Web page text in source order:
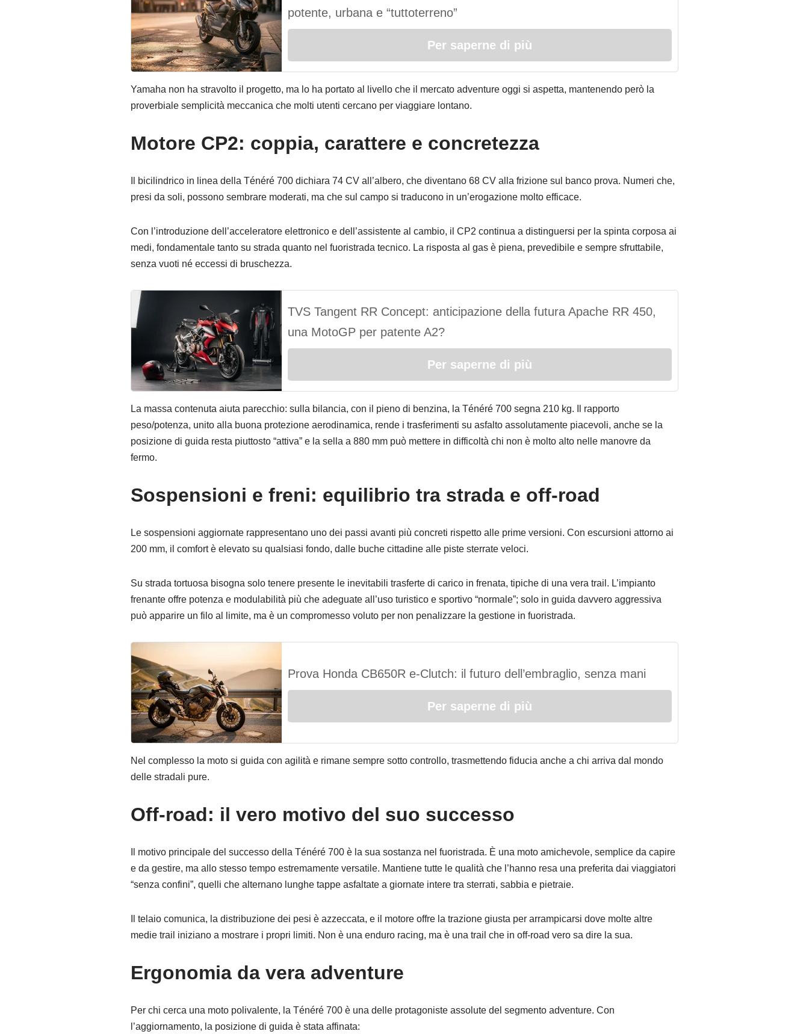
potente, urbana e “tuttoterreno”
Per saperne di più
Yamaha non ha stravolto il progetto, ma lo ha portato al livello che il mercato adventure oggi si aspetta, mantenendo però la
proverbiale semplicità meccanica che molti utenti cercano per viaggiare lontano.
Motore CP2: coppia, carattere e concretezza
Il bicilindrico in linea della Ténéré 700 dichiara 74 CV all’albero, che diventano 68 CV alla frizione sul banco prova. Numeri che,
presi da soli, possono sembrare moderati, ma che sul campo si traducono in un’erogazione molto efficace.
Con l’introduzione dell’acceleratore elettronico e dell’assistente al cambio, il CP2 continua a distinguersi per la spinta corposa ai
medi, fondamentale tanto su strada quanto nel fuoristrada tecnico. La risposta al gas è piena, prevedibile e sempre sfruttabile,
senza vuoti né eccessi di bruschezza.
TVS Tangent RR Concept: anticipazione della futura Apache RR 450,
una MotoGP per patente A2?
Per saperne di più
La massa contenuta aiuta parecchio: sulla bilancia, con il pieno di benzina, la Ténéré 700 segna 210 kg. Il rapporto
peso/potenza, unito alla buona protezione aerodinamica, rende i trasferimenti su asfalto assolutamente piacevoli, anche se la
posizione di guida resta piuttosto “attiva” e la sella a 880 mm può mettere in difficoltà chi non è molto alto nelle manovre da
fermo.
Sospensioni e freni: equilibrio tra strada e off-road
Le sospensioni aggiornate rappresentano uno dei passi avanti più concreti rispetto alle prime versioni. Con escursioni attorno ai
200 mm, il comfort è elevato su qualsiasi fondo, dalle buche cittadine alle piste sterrate veloci.
Su strada tortuosa bisogna solo tenere presente le inevitabili trasferte di carico in frenata, tipiche di una vera trail. L’impianto
frenante offre potenza e modulabilità più che adeguate all’uso turistico e sportivo “normale”; solo in guida davvero aggressiva
può apparire un filo al limite, ma è un compromesso voluto per non penalizzare la gestione in fuoristrada.
Prova Honda CB650R e-Clutch: il futuro dell’embraglio, senza mani
Per saperne di più
Nel complesso la moto si guida con agilità e rimane sempre sotto controllo, trasmettendo fiducia anche a chi arriva dal mondo
delle stradali pure.
Off-road: il vero motivo del suo successo
Il motivo principale del successo della Ténéré 700 è la sua sostanza nel fuoristrada. È una moto amichevole, semplice da capire
e da gestire, ma allo stesso tempo estremamente versatile. Mantiene tutte le qualità che l’hanno resa una preferita dai viaggiatori
“senza confini”, quelli che alternano lunghe tappe asfaltate a giornate intere tra sterrati, sabbia e pietraie.
Il telaio comunica, la distribuzione dei pesi è azzeccata, e il motore offre la trazione giusta per arrampicarsi dove molte altre
medie trail iniziano a mostrare i propri limiti. Non è una enduro racing, ma è una trail che in off-road vero sa dire la sua.
Ergonomia da vera adventure
Per chi cerca una moto polivalente, la Ténéré 700 è una delle protagoniste assolute del segmento adventure. Con
l’aggiornamento, la posizione di guida è stata affinata: